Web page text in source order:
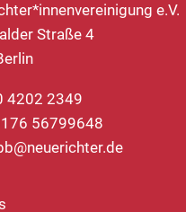
e.V.
Straße 4
4202 2349
56799648